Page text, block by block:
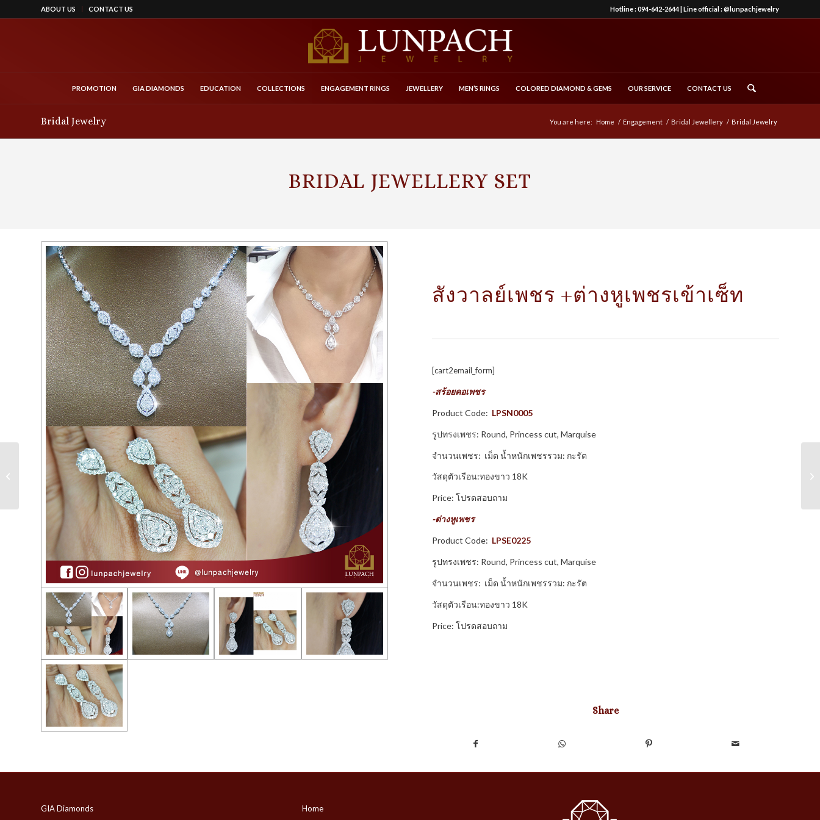
ABOUT US CONTACT US Hotline :094-642-2644| Line official :@lunpachjewelry
PROMOTION GIA DIAMONDS EDUCATION COLLECTIONS ENGAGEMENT RINGS JEWELLERY MEN’S RINGS COLORED DIAMOND & GEMS OUR SERVICE CONTACT US
Bridal Jewelry You are here: Home / Engagement / Bridal Jewellery / Bridal Jewelry
BRIDAL JEWELLERY SET
สังวาลย์เพชร +ต่างหูเพชรเข้าเซ็ท
[cart2email_form]
-สร้อยคอเพชร
Product Code: LPSN0005
รูปทรงเพชร: Round, Princess cut, Marquise
จำนวนเพชร: เม็ด น้ำหนักเพชรรวม: กะรัต
วัสดุตัวเรือน:ทองขาว 18K
Price: โปรดสอบถาม
-ต่างหูเพชร
Product Code: LPSE0225
รูปทรงเพชร: Round, Princess cut, Marquise
จำนวนเพชร: เม็ด น้ำหนักเพชรรวม: กะรัต
วัสดุตัวเรือน:ทองขาว 18K
Price: โปรดสอบถาม
Share
GIA Diamonds Home
Bridal Jewelry